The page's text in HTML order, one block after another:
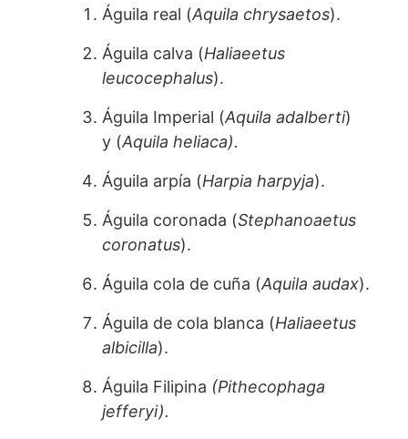
Águila real (Aquila chrysaetos).
Águila calva (Haliaeetus
leucocephalus).
Águila Imperial (Aquila adalberti)
y (Aquila heliaca).
Águila arpía (Harpia harpyja).
Águila coronada (Stephanoaetus
coronatus).
Águila cola de cuña (Aquila audax).
Águila de cola blanca (Haliaeetus
albicilla).
Águila Filipina (Pithecophaga
jefferyi).